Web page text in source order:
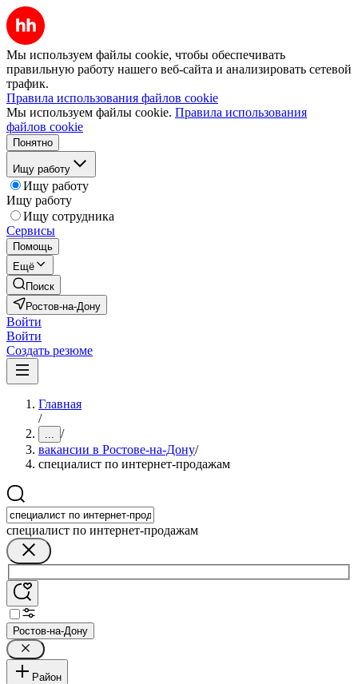
Мы используем файлы cookie, чтобы обеспечивать
правильную работу нашего веб-сайта и анализировать сетевой
трафик.
Правила использования файлов cookie
Мы используем файлы cookie. Правила использования
файлов cookie
Понятно
Ищу работу
Ищу работу
Ищу работу
Ищу сотрудника
Сервисы
Помощь
Ещё
Поиск
Ростов-на-Дону
Войти
Войти
Создать резюме
Главная
/
... /
вакансии в Ростове-на-Дону/
специалист по интернет-продажам
специалист по интернет-продажам
Ростов-на-Дону
Район